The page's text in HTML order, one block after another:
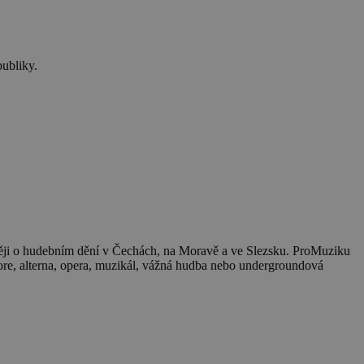
o hudebním dění v Čechách, na Moravě a ve Slezsku. ProMuziku
alterna, opera, muzikál, vážná hudba nebo undergroundová